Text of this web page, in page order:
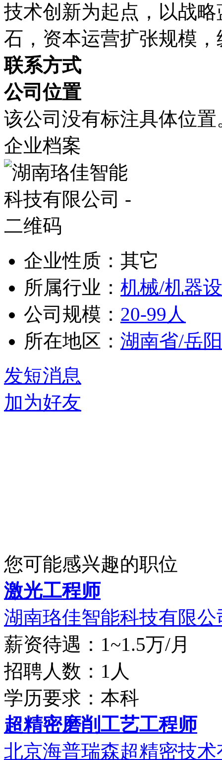
技术创新为起点，以战
石，资本运营扩张规模
联系方式
公司位置
该公司没有标注具体位置
企业档案
企业性质：其它
所属行业： 机械/机器
公司规模： 20-99人
所在地区： 湖南省/岳
发短消息
加为好友
您可能感兴趣的职位
激光工程师
湖南珞佳智能科技有限公
薪资待遇：1~1.5万/月
招聘人数：1人
学历要求：本科
超精密磨削工艺工程师
北京海普瑞森超精密技